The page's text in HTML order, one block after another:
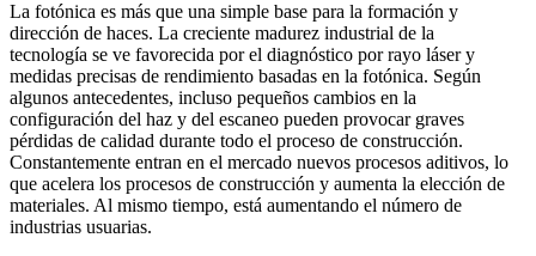
La fotónica es más que una simple base para la formación y
dirección de haces. La creciente madurez industrial de la
tecnología se ve favorecida por el diagnóstico por rayo láser y
medidas precisas de rendimiento basadas en la fotónica. Según
algunos antecedentes, incluso pequeños cambios en la
configuración del haz y del escaneo pueden provocar graves
pérdidas de calidad durante todo el proceso de construcción.
Constantemente entran en el mercado nuevos procesos aditivos, lo
que acelera los procesos de construcción y aumenta la elección de
materiales. Al mismo tiempo, está aumentando el número de
industrias usuarias.